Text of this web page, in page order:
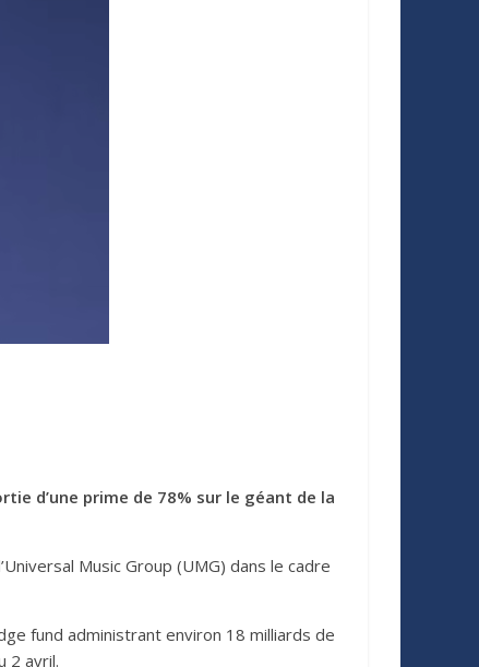
d’une prime de 78% sur le géant de la
Music Group (UMG) dans le cadre
fund administrant environ 18 milliards de
2 avril.